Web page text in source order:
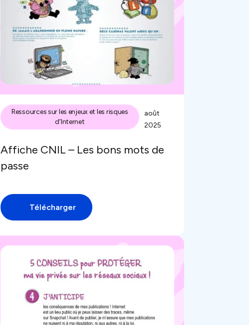
Ressources sur les enjeux et les risques
d'Internet
août
2025
Affiche CNIL – Les bons mots de
passe
Télécharger